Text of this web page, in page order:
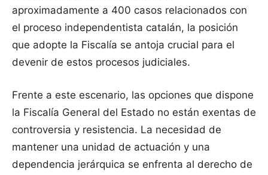
aproximadamente a 400 casos relacionados con
el proceso independentista catalán, la posición
que adopte la Fiscalía se antoja crucial para el
devenir de estos procesos judiciales.
Frente a este escenario, las opciones que dispone
la Fiscalía General del Estado no están exentas de
controversia y resistencia. La necesidad de
mantener una unidad de actuación y una
dependencia jerárquica se enfrenta al derecho de